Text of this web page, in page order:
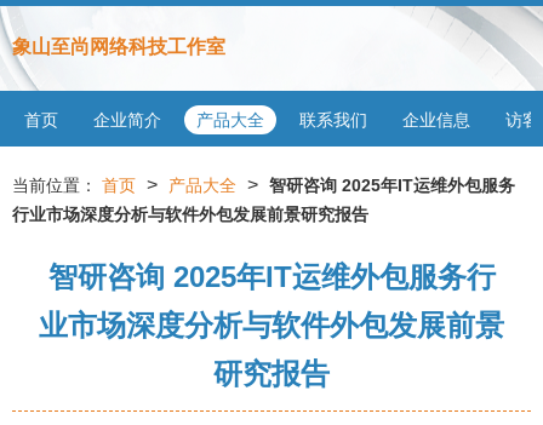
象山至尚网络科技工作室
首页 企业简介 产品大全 联系我们 企业信息 访客
当前位置： 首页 > 产品大全 > 智研咨询 2025年IT运维外包服务
行业市场深度分析与软件外包发展前景研究报告
智研咨询 2025年IT运维外包服务行
业市场深度分析与软件外包发展前景
研究报告